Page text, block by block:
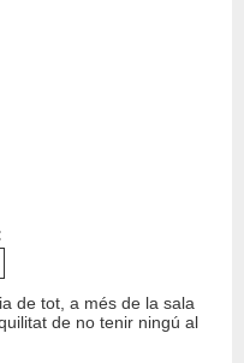
de tot, a més de la sala
de no tenir ningú al